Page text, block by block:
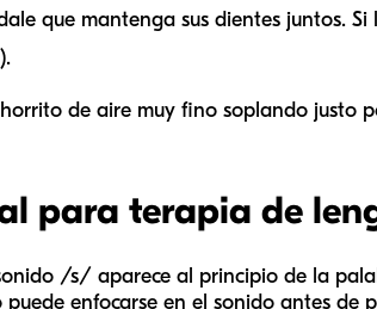
que mantenga sus dientes juntos.
de aire muy fino soplando justo
para terapia de
/s/ aparece al principio de la
enfocarse en el sonido antes de